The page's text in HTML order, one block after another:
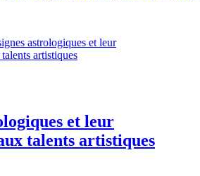
et leur
talents artistiques